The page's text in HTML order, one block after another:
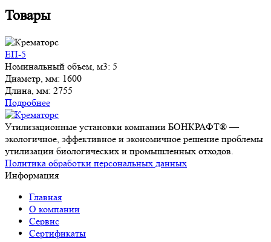
Товары
ЕП-5
Номинальный объем, м3: 5
Диаметр, мм: 1600
Длина, мм: 2755
Подробнее
Утилизационные установки компании БОНКРАФТ® —
экологичное, эффективное и экономичное решение проблемы
утилизации биологических и промышленных отходов.
Политика обработки персональных данных
Информация
Главная
О компании
Сервис
Сертификаты